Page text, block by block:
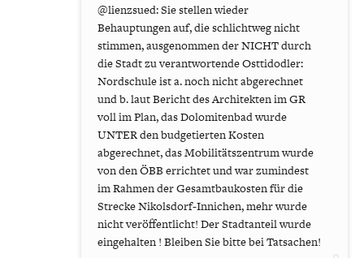
@lienzsued: Sie stellen wieder
Behauptungen auf, die schlichtweg nicht
stimmen, ausgenommen der NICHT durch
die Stadt zu verantwortende Osttidodler:
Nordschule ist a. noch nicht abgerechnet
und b. laut Bericht des Architekten im GR
voll im Plan, das Dolomitenbad wurde
UNTER den budgetierten Kosten
abgerechnet, das Mobilitätszentrum wurde
von den ÖBB errichtet und war zumindest
im Rahmen der Gesamtbaukosten für die
Strecke Nikolsdorf-Innichen, mehr wurde
nicht veröffentlicht! Der Stadtanteil wurde
eingehalten ! Bleiben Sie bitte bei Tatsachen!